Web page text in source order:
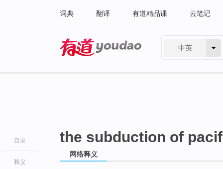
词典 翻译 有道精品课 云笔记
中英
目录
释义
the subduction of
网络释义